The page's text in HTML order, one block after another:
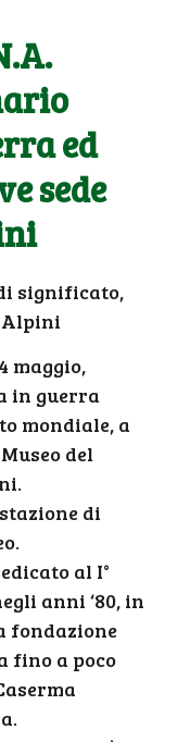
ed
sede
significato,
Alpini
maggio,
in guerra
mondiale, a
del
di
al I°
anni ‘80, in
fondazione
fino a poco